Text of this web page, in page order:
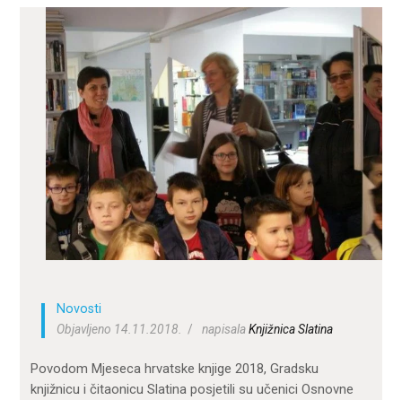
PROGRAMI I PROJEKTI
KATALOG
O KNJIŽNICI
ZA KORISNIKE
ODJELI
DOKUMENTI
KONTAKT
Novosti
Objavljeno 14.11.2018.
napisalaKnjižnica Slatina
Povodom Mjeseca hrvatske knjige 2018, Gradsku
knjižnicu i čitaonicu Slatina posjetili su učenici Osnovne